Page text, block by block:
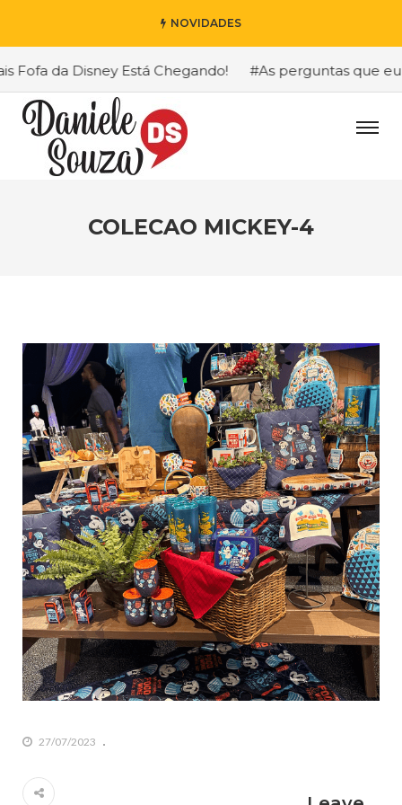
NOVIDADES
da Disney Está Chegando! #As perguntas que eu
COLECAO MICKEY-4
27/07/2023